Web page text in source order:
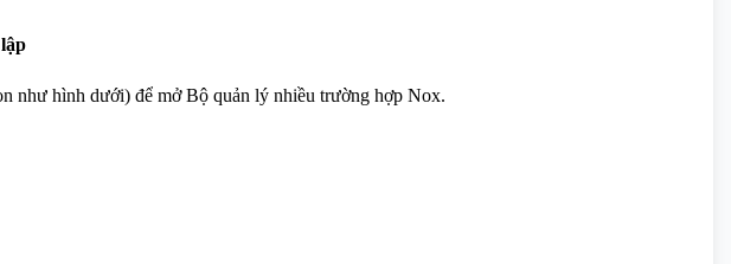
như hình dưới) để mở Bộ quản lý nhiều trường hợp Nox.